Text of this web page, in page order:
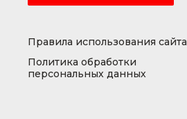
Правила использования сайта
Политика обработки
персональных данных